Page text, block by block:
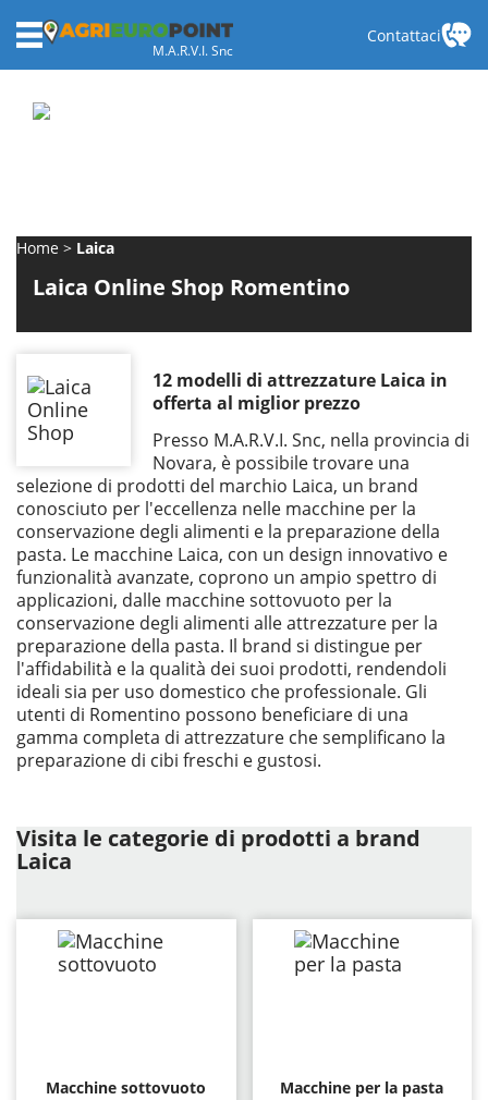
M.A.R.V.I. Snc
Contattaci
Home Laica
Laica Online Shop Romentino
12 modelli di attrezzature Laica in
offerta al miglior prezzo
Presso M.A.R.V.I. Snc, nella provincia di
Novara, è possibile trovare una
selezione di prodotti del marchio Laica, un brand
conosciuto per l'eccellenza nelle macchine per la
conservazione degli alimenti e la preparazione della
pasta. Le macchine Laica, con un design innovativo e
funzionalità avanzate, coprono un ampio spettro di
applicazioni, dalle macchine sottovuoto per la
conservazione degli alimenti alle attrezzature per la
preparazione della pasta. Il brand si distingue per
l'affidabilità e la qualità dei suoi prodotti, rendendoli
ideali sia per uso domestico che professionale. Gli
utenti di Romentino possono beneficiare di una
gamma completa di attrezzature che semplificano la
preparazione di cibi freschi e gustosi.
Visita le categorie di prodotti a brand
Laica
Macchine sottovuoto Macchine per la pasta